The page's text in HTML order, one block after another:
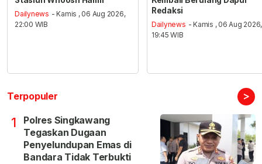
Dailynews - Kamis , 06 Aug 2026,
22:00 WIB
Redaksi
Dailynews - Kamis , 06 Aug 2026,
19:45 WIB
Terpopuler >
1
Polres Singkawang
Tegaskan Dugaan
Penyelundupan Emas di
Bandara Tidak Terbukti